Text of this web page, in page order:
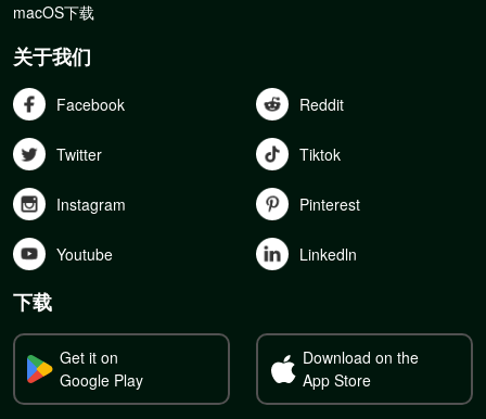
macOS下载
关于我们
Facebook Reddit
Twitter Tiktok
Instagram Pinterest
Youtube Linkedln
下载
Get it on
Google Play
Download on the
App Store